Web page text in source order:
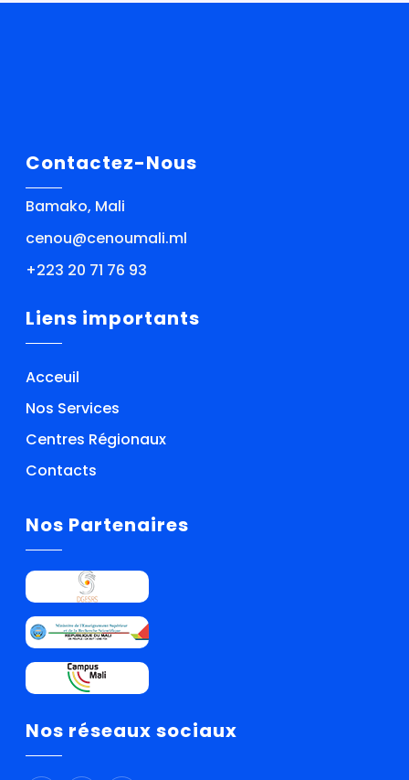
Contactez-Nous
Bamako, Mali
cenou@cenoumali.ml
+223 20 71 76 93
Liens importants
Acceuil
Nos Services
Centres Régionaux
Contacts
Nos Partenaires
Nos réseaux sociaux